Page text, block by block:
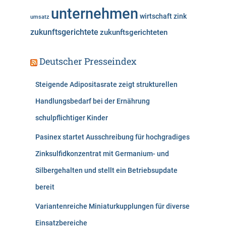
umsatz unternehmen wirtschaftzink
zukunftsgerichtete zukunftsgerichteten
Deutscher Presseindex
Steigende Adipositasrate zeigt strukturellen
Handlungsbedarf bei der Ernährung
schulpflichtiger Kinder
Pasinex startet Ausschreibung für hochgradiges
Zinksulfidkonzentrat mit Germanium- und
Silbergehalten und stellt ein Betriebsupdate
bereit
Variantenreiche Miniaturkupplungen für diverse
Einsatzbereiche